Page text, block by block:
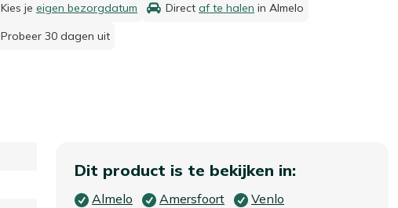
Kies je eigen bezorgdatum Direct af te halen in Almelo
Probeer 30 dagen uit
Dit product is te bekijken in:
Almelo Amersfoort
Venlo